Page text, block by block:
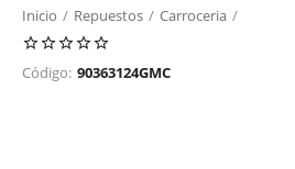
Inicio / Repuestos / Carroceria /
Tapa Valija, Porton Trasero Y Partes
Código: 90363124GMC